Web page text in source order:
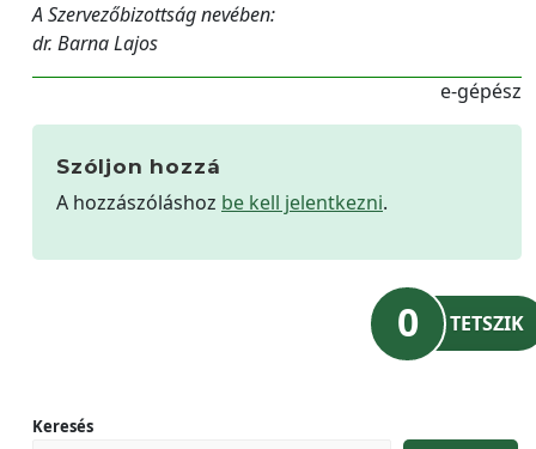
A Szervezőbizottság nevében:
dr. Barna Lajos
e-gépész
Szóljon hozzá
A hozzászóláshoz be kell jelentkezni.
0 TETSZIK
Keresés